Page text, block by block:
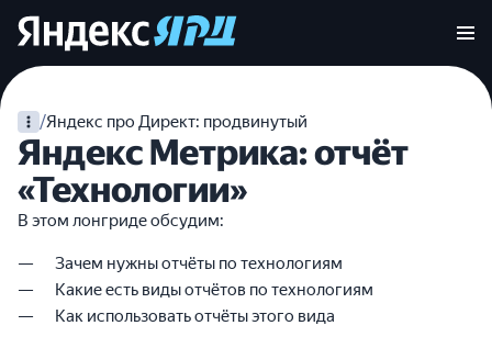
/Яндекс про Директ: продвинутый
Яндекс Метрика: отчёт
«Технологии»
В этом лонгриде обсудим:
Зачем нужны отчёты по технологиям
Какие есть виды отчётов по технологиям
Как использовать отчёты этого вида